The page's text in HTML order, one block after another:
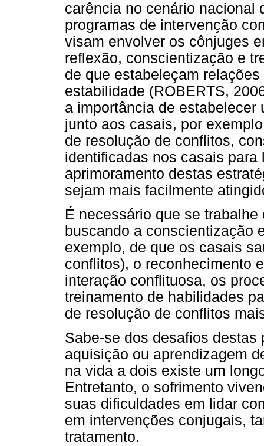
carência no cenário nacional
programas de intervenção
visam envolver os cônjuges
reflexão, conscientização e
de que estabeleçam
estabilidade (ROBERTS,
a importância de
junto aos casais, por
de resolução de conflitos,
identificadas nos casais
aprimoramento destas
sejam mais facilmente
É necessário que se
buscando a conscientização
exemplo, de que os casais
conflitos), o reconhecimento
interação conflituosa, os
treinamento de habilidades
de resolução de conflitos
Sabe-se dos desafios
aquisição ou aprendizagem
na vida a dois existe um
Entretanto, o sofrimento
suas dificuldades em lidar
em intervenções conjugais,
tratamento.